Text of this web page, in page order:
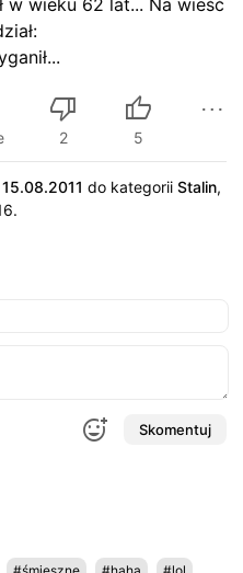
w wieku 62 lat... Na wieść
2 5
15.08.2011 do kategorii Stalin,
Skomentuj